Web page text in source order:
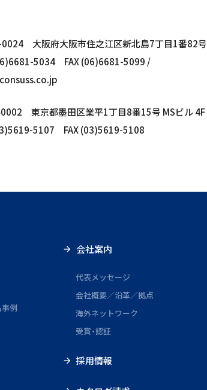
0024 大阪府大阪市住之江区新北島7丁目1番82号
5034 FAX (06)6681-5099 /
東京都墨田区業平1丁目8番15号 MSビル 4F
5107 FAX (03)5619-5108
例
会社案内
代表メッセージ
会社概要／沿革／拠点
海外ネットワーク
受賞・認証
採用情報